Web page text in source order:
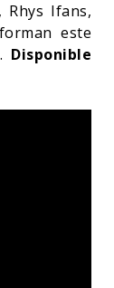
Rhys Ifans,
este
Disponible